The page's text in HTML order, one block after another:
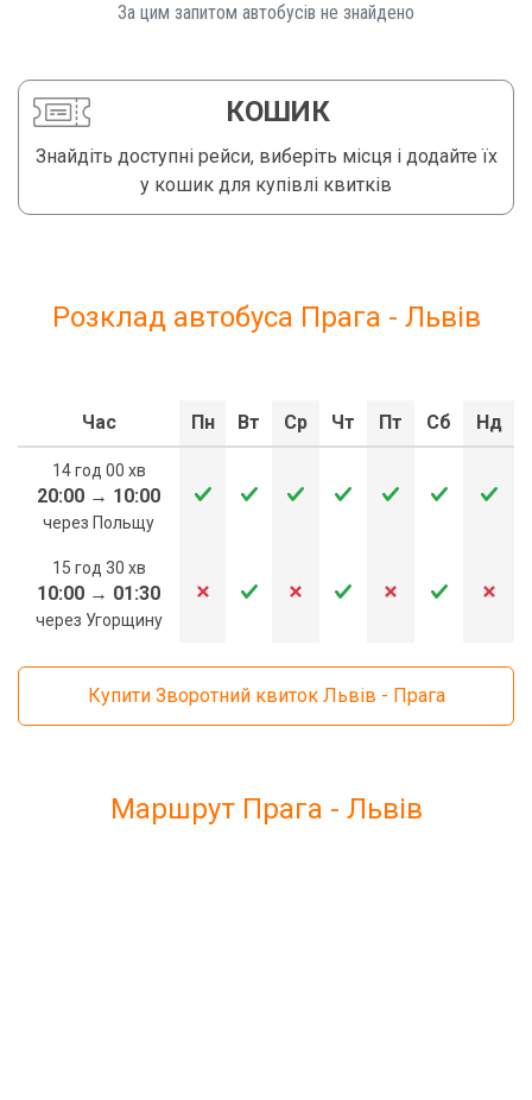
За цим запитом автобусів не знайдено️
КОШИК
Знайдіть доступні рейси, виберіть місця і додайте їх
у кошик для купівлі квитків
Розклад автобуса Прага - Львів
Час Пн Вт Ср Чт Пт Сб Нд
14 год 00 хв
20:00 → 10:00
через Польщу
15 год 30 хв
10:00 → 01:30
через Угорщину
Купити Зворотний квиток Львів - Прага
Маршрут Прага - Львів